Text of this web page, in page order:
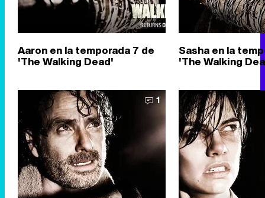
Aaron en la temporada 7 de
'The Walking Dead'
Sasha en la
'The Walking
1